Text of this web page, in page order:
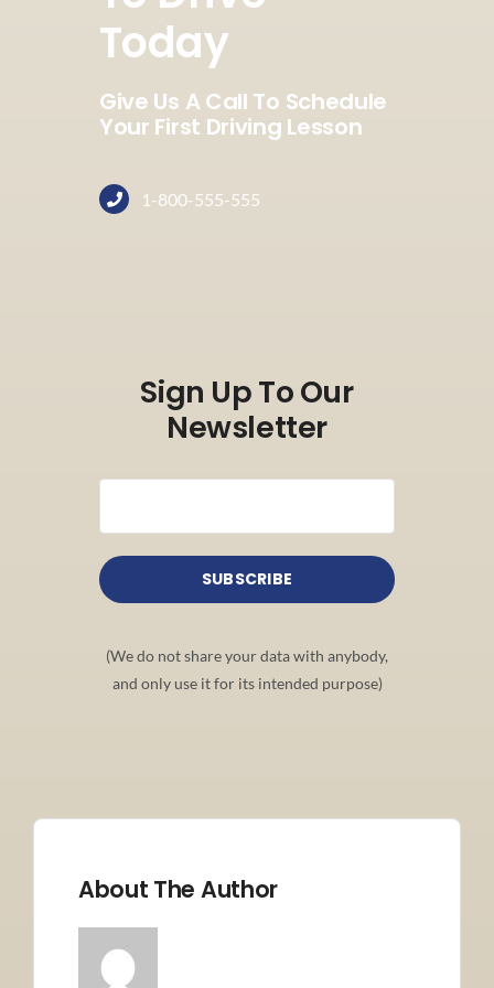
Today
Give Us A Call To Schedule
Your First Driving Lesson
1-800-555-555
Sign Up To Our
Newsletter
(We do not share your data with anybody,
and only use it for its intended purpose)
About The Author